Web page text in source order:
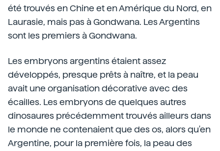
été trouvés en Chine et en Amérique du Nord, en
Laurasie, mais pas à Gondwana. Les Argentins
sont les premiers à Gondwana.
Les embryons argentins étaient assez
développés, presque prêts à naître, et la peau
avait une organisation décorative avec des
écailles. Les embryons de quelques autres
dinosaures précédemment trouvés ailleurs dans
le monde ne contenaient que des os, alors qu'en
Argentine, pour la première fois, la peau des